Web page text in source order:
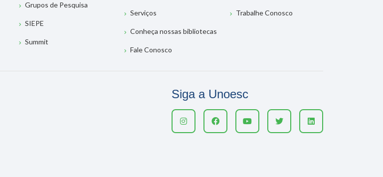
Grupos de Pesquisa
SIEPE
Summit
Serviços
Conheça nossas bibliotecas
Fale Conosco
Trabalhe Conosco
Siga a Unoesc